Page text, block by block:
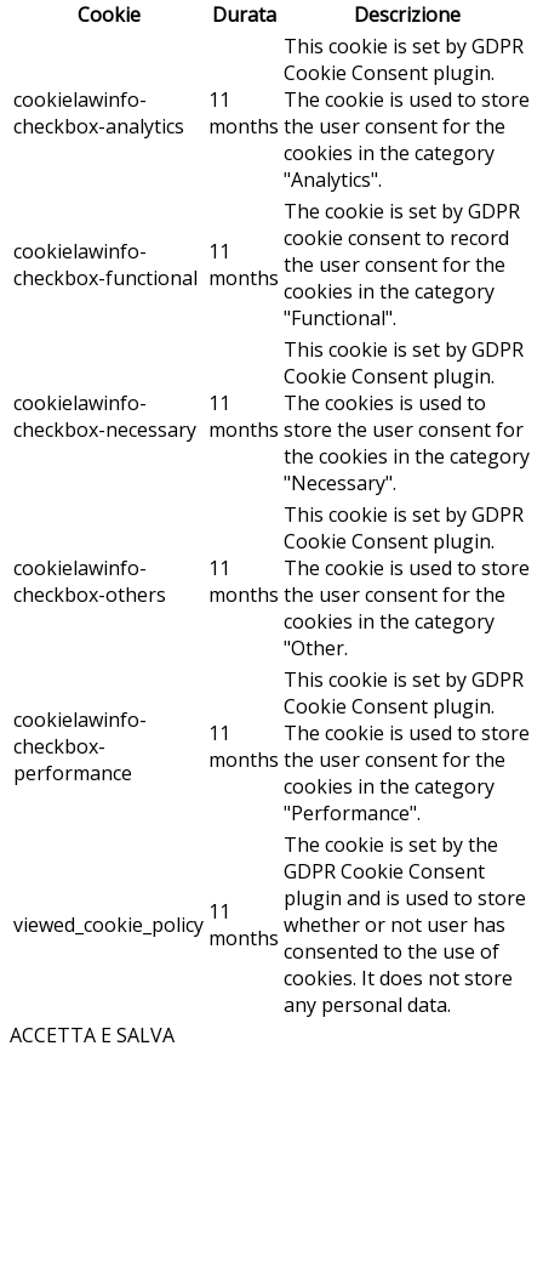
Cookie
Durata Descrizione
cookielawinfo-
checkbox-analytics
11
months
This cookie is set by GDPR
Cookie Consent plugin.
The cookie is used to store
the user consent for the
cookies in the category
"Analytics".
cookielawinfo-
checkbox-functional
11
months
The cookie is set by GDPR
cookie consent to record
the user consent for the
cookies in the category
"Functional".
cookielawinfo-
checkbox-necessary
11
months
This cookie is set by GDPR
Cookie Consent plugin.
The cookies is used to
store the user consent for
the cookies in the category
"Necessary".
cookielawinfo-
checkbox-others
11
months
This cookie is set by GDPR
Cookie Consent plugin.
The cookie is used to store
the user consent for the
cookies in the category
"Other.
cookielawinfo-
checkbox-
performance
11
months
This cookie is set by GDPR
Cookie Consent plugin.
The cookie is used to store
the user consent for the
cookies in the category
"Performance".
viewed_cookie_policy 11
months
The cookie is set by the
GDPR Cookie Consent
plugin and is used to store
whether or not user has
consented to the use of
cookies. It does not store
any personal data.
ACCETTA E SALVA